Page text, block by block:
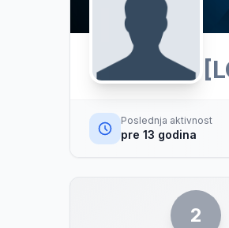
Poslednja aktivnost
pre 13 godina
2